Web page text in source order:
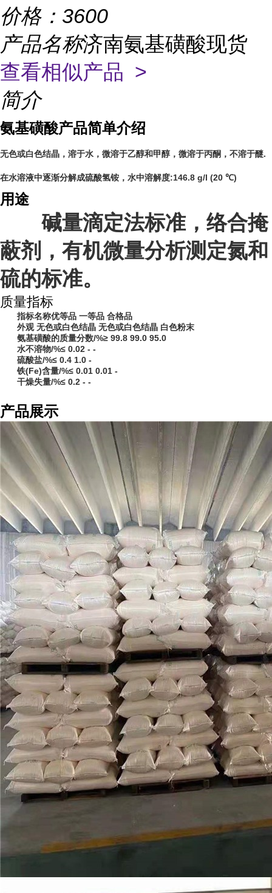
价格： 3600
产品名称济南氨基磺酸现货
查看相似产品 >
简介
氨基磺酸产品简单介绍
无色或白色结晶，溶于水，微溶于乙醇和甲醇，微溶于丙酮，不溶于醚.
在水溶液中逐渐分解成硫酸氢铵，水中溶解度:146.8 g/l (20 ℃)
用途
碱量滴定法标准，络合掩
蔽剂，有机微量分析测定氮和
硫的标准。
质量指标
指标名称优等品 一等品 合格品
外观 无色或白色结晶 无色或白色结晶 白色粉末
氨基磺酸的质量分数/%≥ 99.8 99.0 95.0
水不溶物/%≤ 0.02 - -
硫酸盐/%≤ 0.4 1.0 -
铁(Fe)含量/%≤ 0.01 0.01 -
干燥失量/%≤ 0.2 - -
产品展示